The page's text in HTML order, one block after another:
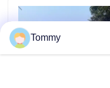
Notizie
Casi
Tommy